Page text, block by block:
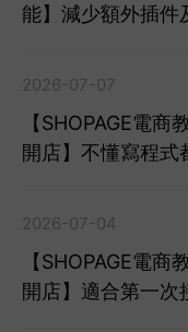
能】減少額外插件
2026-07-07
【SHOPAGE電
開店】不懂寫程式
2026-07-04
【SHOPAGE電
開店】適合第一次